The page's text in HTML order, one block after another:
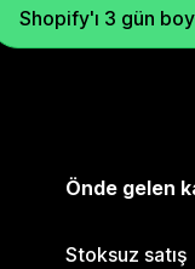
Shopify'ı 3 gün
Önde gelen
Stoksuz satış